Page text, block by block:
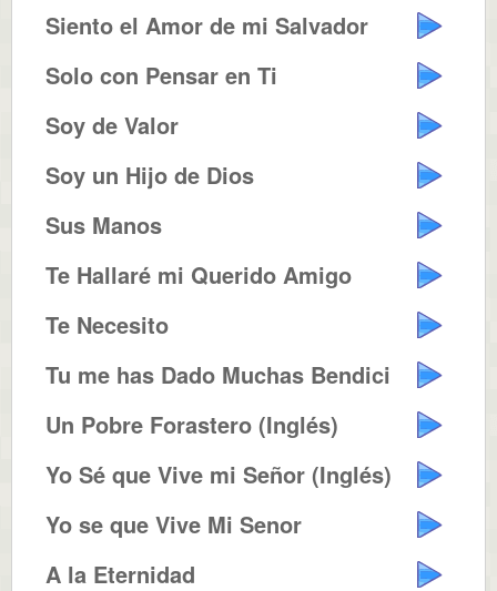
Siento el Amor de mi Salvador
Solo con Pensar en Ti
Soy de Valor
Soy un Hijo de Dios
Sus Manos
Te Hallaré mi Querido Amigo
Te Necesito
Tu me has Dado Muchas Bendiciones
Un Pobre Forastero (Inglés)
Yo Sé que Vive mi Señor (Inglés)
Yo se que Vive Mi Senor
A la Eternidad